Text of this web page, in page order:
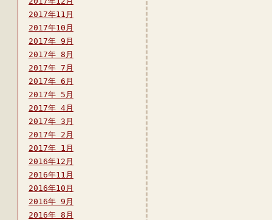
2017年11月
2017年10月
2017年 9月
2017年 8月
2017年 7月
2017年 6月
2017年 5月
2017年 4月
2017年 3月
2017年 2月
2017年 1月
2016年12月
2016年11月
2016年10月
2016年 9月
2016年 8月